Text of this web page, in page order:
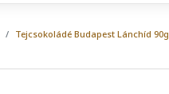
Tejcsokoládé Budapest Lánchíd 90g